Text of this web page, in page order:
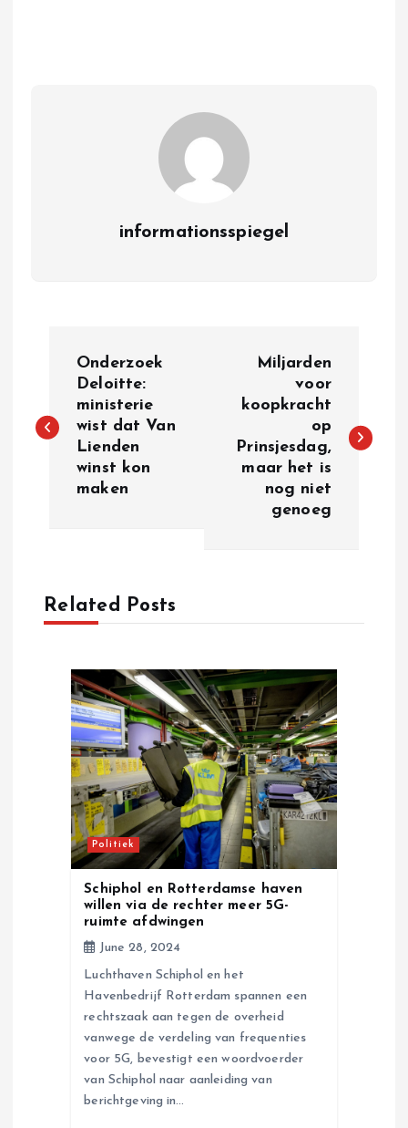
informationsspiegel
s
v
Onderzoek
Deloitte:
ministerie
wist dat Van
Lienden
winst kon
maken
Miljarden
voor
koopkracht
op
Prinsjesdag,
maar het is
nog niet
genoeg
Related Posts
Politiek
Schiphol en Rotterdamse haven
willen via de rechter meer 5G-
ruimte afdwingen
June 28, 2024
Luchthaven Schiphol en het
Havenbedrijf Rotterdam spannen een
rechtszaak aan tegen de overheid
vanwege de verdeling van frequenties
voor 5G, bevestigt een woordvoerder
van Schiphol naar aanleiding van
berichtgeving in…